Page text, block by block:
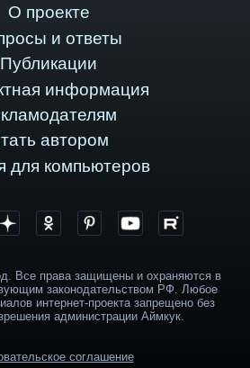
О проекте
и ответы
Публикации
информация
автором
для компьютеров
Все права защищены и охраняются в
законодательством РФ. Любое
интернет-проекта запрещено без
администрации Аймкук.
соглашение